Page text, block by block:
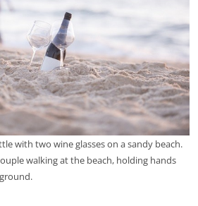
with two wine glasses on a sandy beach.
walking at the beach, holding hands